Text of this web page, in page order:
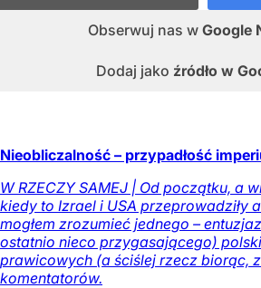
Obserwuj nas w Google
Dodaj jako źródło w
Nieobliczalność – przypadłość
W RZECZY SAMEJ | Od początku, a
kiedy to Izrael i USA przeprowadziły
mogłem zrozumieć jednego –
ostatnio nieco przygasającego)
prawicowych (a ściślej rzecz biorąc,
komentatorów.